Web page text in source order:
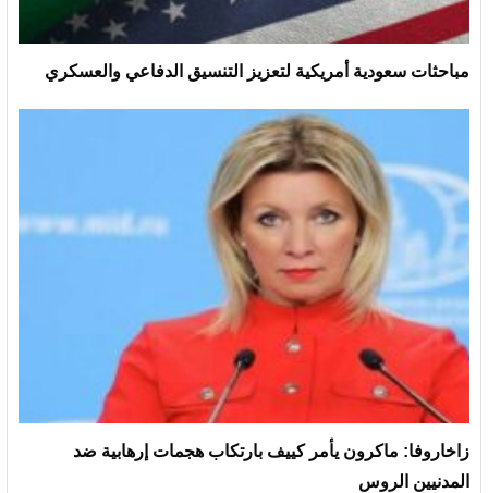
مباحثات سعودية أمريكية لتعزيز التنسيق الدفاعي والعسكري
زاخاروفا: ماكرون يأمر كييف بارتكاب هجمات إرهابية ضد
المدنيين الروس